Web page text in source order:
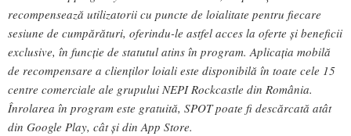
recompensează utilizatorii cu puncte de loialitate pentru fiecare
sesiune de cumpărături, oferindu-le astfel acces la oferte și beneficii
exclusive, în funcție de statutul atins în program. Aplicația mobilă
de recompensare a clienților loiali este disponibilă în toate cele 15
centre comerciale ale grupului NEPI Rockcastle din România.
Înrolarea în program este gratuită, SPOT poate fi descărcată atât
din Google Play, cât și din App Store.